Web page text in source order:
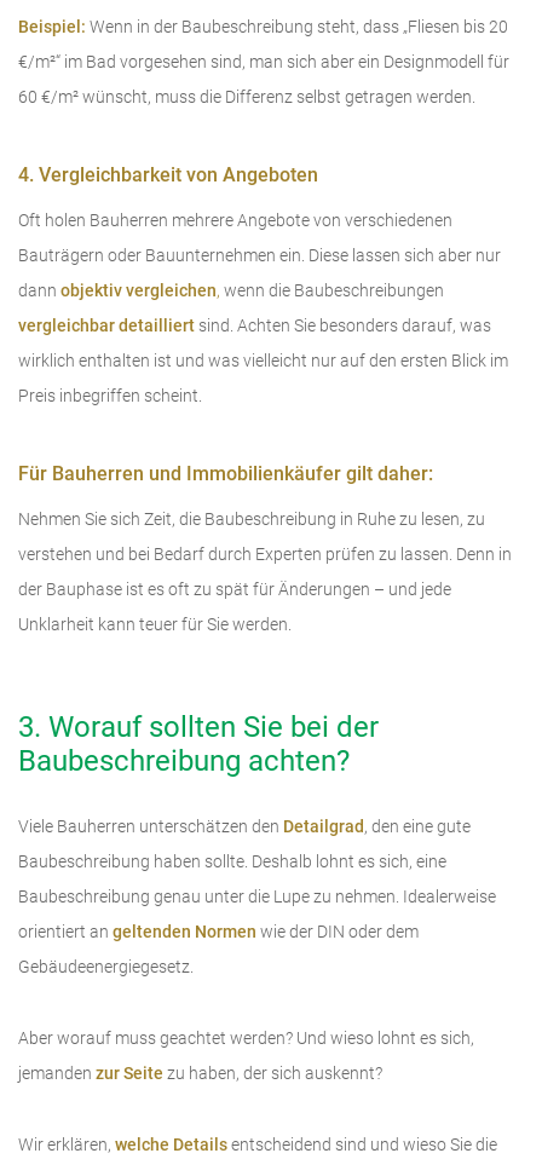
Beispiel: Wenn in der Baubeschreibung steht, dass „Fliesen bis 20
€/m²“ im Bad vorgesehen sind, man sich aber ein Designmodell für
60 €/m² wünscht, muss die Differenz selbst getragen werden.
4. Vergleichbarkeit von Angeboten
Oft holen Bauherren mehrere Angebote von verschiedenen
Bauträgern oder Bauunternehmen ein. Diese lassen sich aber nur
dann objektiv vergleichen, wenn die Baubeschreibungen
vergleichbar detailliert sind. Achten Sie besonders darauf, was
wirklich enthalten ist und was vielleicht nur auf den ersten Blick im
Preis inbegriffen scheint.
Für Bauherren und Immobilienkäufer gilt daher:
Nehmen Sie sich Zeit, die Baubeschreibung in Ruhe zu lesen, zu
verstehen und bei Bedarf durch Experten prüfen zu lassen. Denn in
der Bauphase ist es oft zu spät für Änderungen – und jede
Unklarheit kann teuer für Sie werden.
3. Worauf sollten Sie bei der
Baubeschreibung achten?
Viele Bauherren unterschätzen den Detailgrad, den eine gute
Baubeschreibung haben sollte. Deshalb lohnt es sich, eine
Baubeschreibung genau unter die Lupe zu nehmen. Idealerweise
orientiert an geltenden Normen wie der DIN oder dem
Gebäudeenergiegesetz.
Aber worauf muss geachtet werden? Und wieso lohnt es sich,
jemanden zur Seite zu haben, der sich auskennt?
Wir erklären, welche Detailsentscheidend sind und wieso Sie die